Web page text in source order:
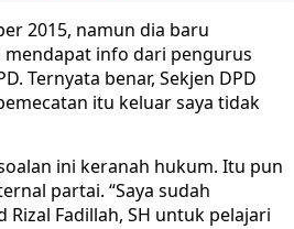
2015, namun dia baru
info dari pengurus
Ternyata benar, Sekjen DPD
itu keluar saya tidak
ini keranah hukum. Itu pun
partai. “Saya sudah
Fadillah, SH untuk pelajari